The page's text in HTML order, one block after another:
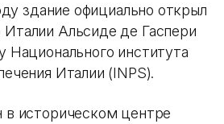
здание официально открыл
Альсиде де Гаспери
Национального института
Италии (INPS).
в историческом центре